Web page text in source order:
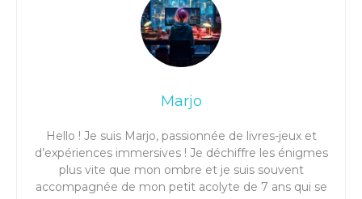
Marjo
Hello ! Je suis Marjo, passionnée de livres-jeux et
d’expériences immersives ! Je déchiffre les énigmes
plus vite que mon ombre et je suis souvent
accompagnée de mon petit acolyte de 7 ans qui se